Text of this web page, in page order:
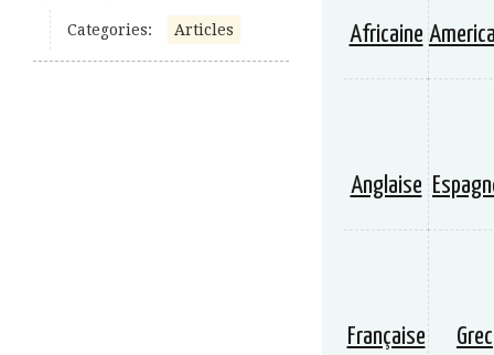
Categories: Articles Africaine
Anglaise
Française Grec